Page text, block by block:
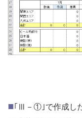
■｢Ⅲ－①｣で作成し